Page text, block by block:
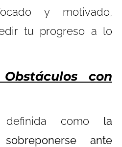
y motivado,
tu progreso a lo
con
definida como la
ante